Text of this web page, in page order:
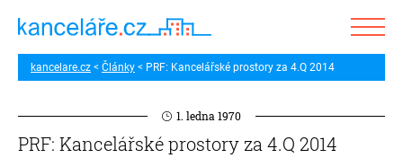
kancelare.cz Články PRF: Kancelářské prostory za 4.Q 2014
1. ledna 1970
PRF: Kancelářské prostory za 4.Q 2014